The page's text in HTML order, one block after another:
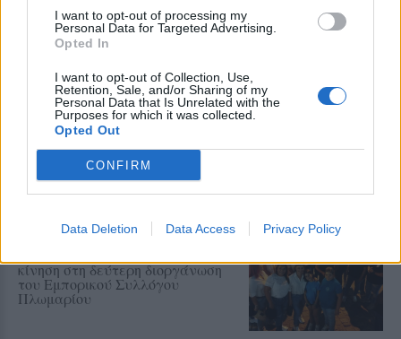
I want to opt-out of processing my
Personal Data for Targeted Advertising.
Opted In
I want to opt-out of Collection, Use,
Retention, Sale, and/or Sharing of my
Personal Data that Is Unrelated with the
Purposes for which it was collected.
Opted Out
CONFIRM
Data Deletion Data Access Privacy Policy
του Σωτήρος στη Σκάλα
Μιστεγνών
Πλήθος πιστών συμμετείχε στην
πανηγυρική Θεία Λειτουργία και
στην ευλογία των σταφυλιών
Η Λευκή Νύχτα γέμισε ζωή την
αγορά του Πλωμαρίου
κίνηση στη δεύτερη διοργάνωση
του Εμπορικού Συλλόγου
Πλωμαρίου